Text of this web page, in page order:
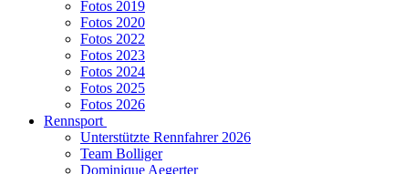
Fotos 2019
Fotos 2020
Fotos 2022
Fotos 2023
Fotos 2024
Fotos 2025
Fotos 2026
Rennsport
Unterstützte Rennfahrer 2026
Team Bolliger
Dominique Aegerter